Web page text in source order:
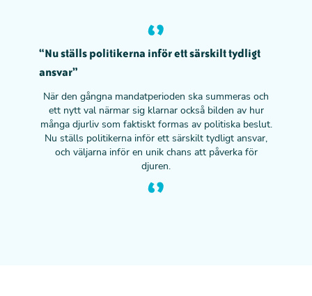
“Nu ställs politikerna inför ett särskilt tydligt
ansvar”
När den gångna mandatperioden ska summeras och
ett nytt val närmar sig klarnar också bilden av hur
många djurliv som faktiskt formas av politiska beslut.
Nu ställs politikerna inför ett särskilt tydligt ansvar,
och väljarna inför en unik chans att påverka för
djuren.